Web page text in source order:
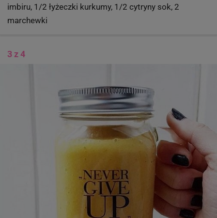
imbiru, 1/2 łyżeczki kurkumy, 1/2 cytryny sok, 2
marchewki
3 z 4